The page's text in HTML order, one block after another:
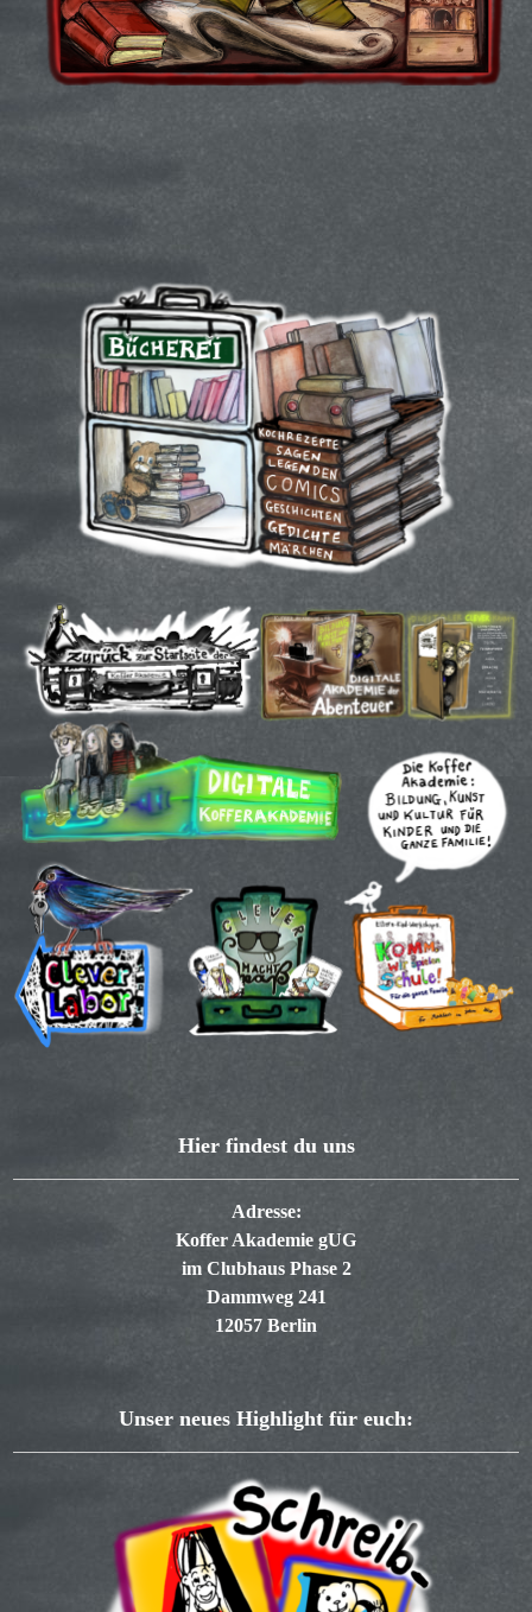
Hier findest du uns
Adresse:
Koffer Akademie gUG
im Clubhaus Phase 2
Dammweg 241
12057 Berlin
Unser neues Highlight für euch: